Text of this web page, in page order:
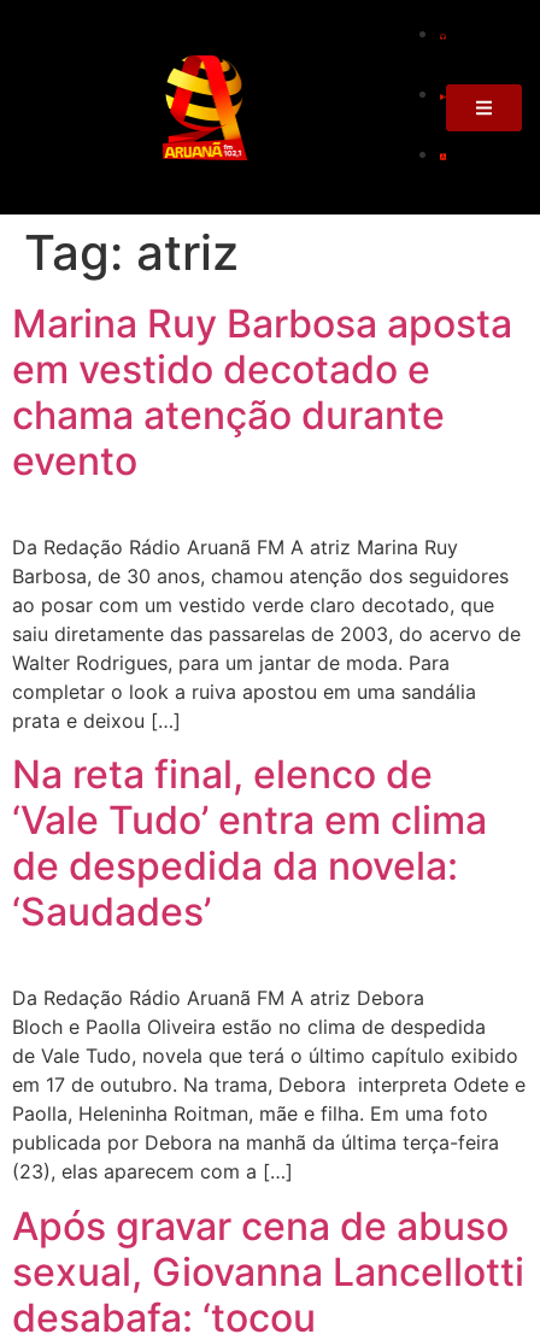
Tag: atriz
Marina Ruy Barbosa aposta
em vestido decotado e
chama atenção durante
evento
Da Redação Rádio Aruanã FM A atriz Marina Ruy
Barbosa, de 30 anos, chamou atenção dos seguidores
ao posar com um vestido verde claro decotado, que
saiu diretamente das passarelas de 2003, do acervo de
Walter Rodrigues, para um jantar de moda. Para
completar o look a ruiva apostou em uma sandália
prata e deixou […]
Na reta final, elenco de
‘Vale Tudo’ entra em clima
de despedida da novela:
‘Saudades’
Da Redação Rádio Aruanã FM A atriz Debora
Bloch e Paolla Oliveira estão no clima de despedida
de Vale Tudo, novela que terá o último capítulo exibido
em 17 de outubro. Na trama, Debora interpreta Odete e
Paolla, Heleninha Roitman, mãe e filha. Em uma foto
publicada por Debora na manhã da última terça-feira
(23), elas aparecem com a […]
Após gravar cena de abuso
sexual, Giovanna Lancellotti
desabafa: ‘tocou